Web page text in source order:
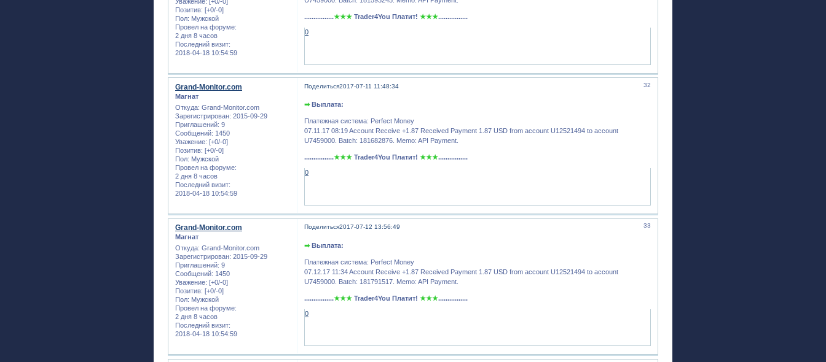
Позитив: [+0/-0]
Пол: Мужской
Провел на форуме:
2 дня 8 часов
Последний визит:
2018-04-18 10:54:59
................★★★ Trader4You Платит!★★★................
0
Поделиться 32
2017-07-11 11:48:34
Grand-Monitor.com
Магнат
Откуда: Grand-Monitor.com
Зарегистрирован: 2015-09-29
Приглашений: 9
Сообщений: 1450
Уважение: [+0/-0]
Позитив: [+0/-0]
Пол: Мужской
Провел на форуме:
2 дня 8 часов
Последний визит:
2018-04-18 10:54:59
➡Выплата:
Платежная система: Perfect Money
07.11.17 08:19 Account Receive +1.87 Received Payment 1.87 USD from account U12521494 to account
U7459000. Batch: 181682876. Memo: API Payment.
................★★★ Trader4You Платит!★★★................
0
Поделиться 33
2017-07-12 13:56:49
Grand-Monitor.com
Магнат
Откуда: Grand-Monitor.com
Зарегистрирован: 2015-09-29
Приглашений: 9
Сообщений: 1450
Уважение: [+0/-0]
Позитив: [+0/-0]
Пол: Мужской
Провел на форуме:
2 дня 8 часов
Последний визит:
2018-04-18 10:54:59
➡Выплата:
Платежная система: Perfect Money
07.12.17 11:34 Account Receive +1.87 Received Payment 1.87 USD from account U12521494 to account
U7459000. Batch: 181791517. Memo: API Payment.
................★★★ Trader4You Платит!★★★................
0